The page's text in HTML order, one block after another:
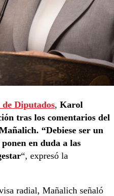
Diputados, Karol
tras los comentarios del
“Debiese ser un
en duda a las
“, expresó la
radial, Mañalich señaló